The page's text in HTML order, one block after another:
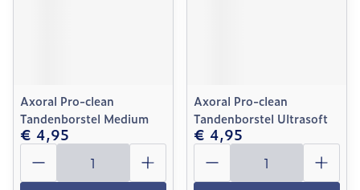
Axoral Pro-clean
Tandenborstel Medium
€ 4,95
Aantal
Axoral Pro-clean
Tandenborstel Ultrasoft
€ 4,95
Aantal